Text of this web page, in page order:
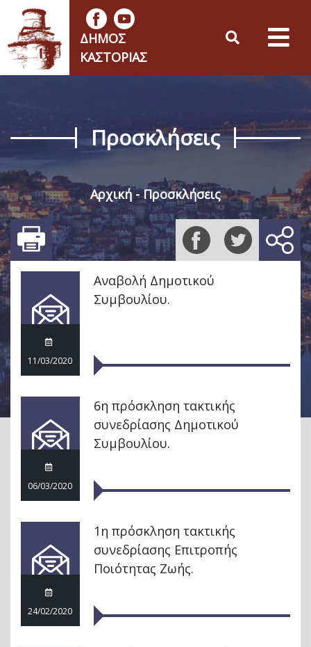
ΔΉΜΟΣ
ΚΑΣΤΟΡΙΆΣ
Προσκλήσεις
Αρχική Προσκλήσεις
11/03/2020
Αναβολή Δημοτικού
Συμβουλίου.
06/03/2020
6η πρόσκληση τακτικής
συνεδρίασης Δημοτικού
Συμβουλίου.
24/02/2020
1η πρόσκληση τακτικής
συνεδρίασης Επιτροπής
Ποιότητας Ζωής.